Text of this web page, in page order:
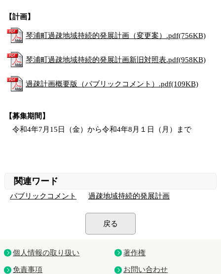
【計画】
琴浦町過疎地域持続的発展計画（変更案）.pdf(756KB)
琴浦町過疎地域持続的発展計画新旧対照表.pdf(958KB)
過疎計画概要版（パブリックコメント）.pdf(109KB)
【募集期間】
令和4年7月15日（金）から令和4年8月１日（月）まで
関連ワード
パブリックコメント 過疎地域持続的発展計画
戻る
個人情報の取り扱い 著作権
免責事項 お問い合わせ